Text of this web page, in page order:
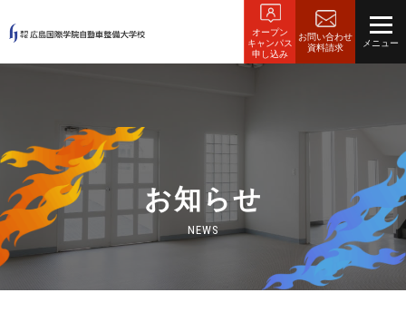
オープン
キャンパス
申し込み
お問い合わせ
資料請求
お知らせ
NEWS